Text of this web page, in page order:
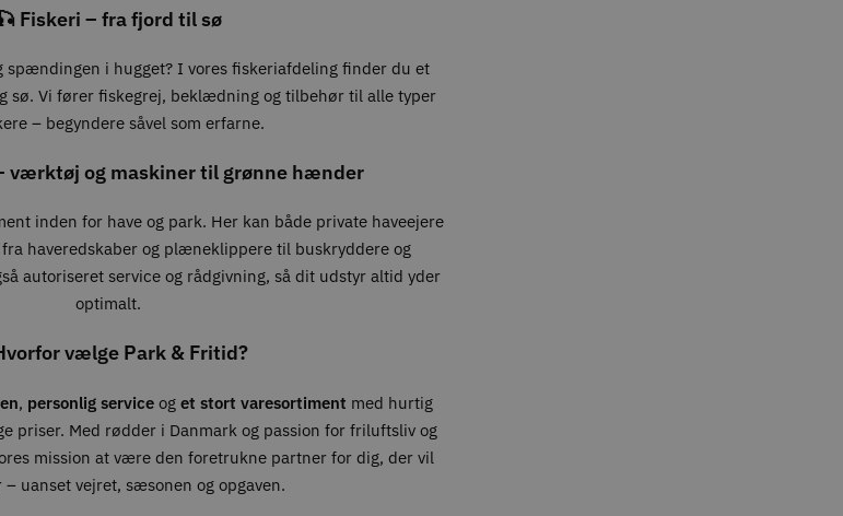
Fiskeri – fra fjord til sø
spændingen i hugget? I vores fiskeriafdeling finder du et
sø. Vi fører fiskegrej, beklædning og tilbehør til alle typer
– begyndere såvel som erfarne.
værktøj og maskiner til grønne hænder
inden for have og park. Her kan både private haveejere
haveredskaber og plæneklippere til buskryddere og
autoriseret service og rådgivning, så dit udstyr altid yder
optimalt.
vælge Park & Fritid?
, personlig service og et stort varesortiment med hurtig
priser. Med rødder i Danmark og passion for friluftsliv og
mission at være den foretrukne partner for dig, der vil
uanset vejret, sæsonen og opgaven.